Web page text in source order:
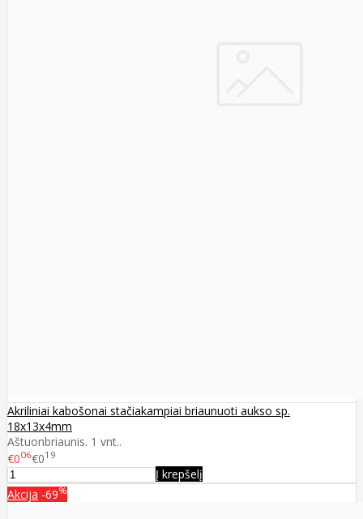
Akriliniai kabošonai stačiakampiai briaunuoti aukso sp.
18x13x4mm
Aštuonbriaunis. 1 vnt..
€006€019
Į krepšelį
Akcija -69%